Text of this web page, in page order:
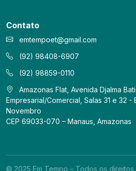
Contato
emtempoet@gmail.com
(92) 98408-6907
(92) 98859-0110
Amazonas Flat, Avenida Djalma
Empresarial/Comercial, Salas 31 e 32 -
Novembro
CEP 69033-070 – Manaus, Amazonas
© 2025 Em Tempo – Todos os direitos